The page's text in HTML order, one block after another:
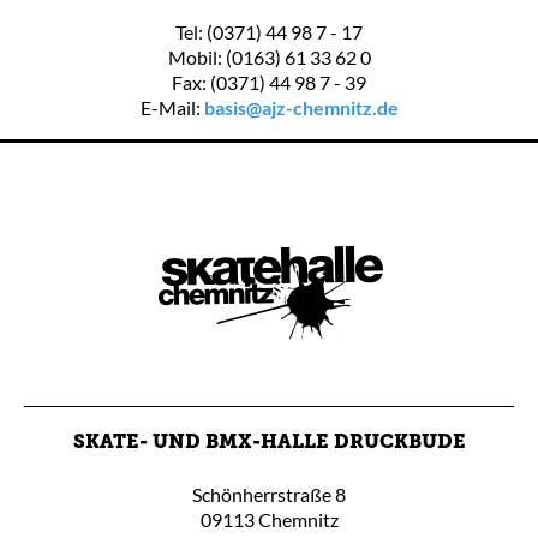
Tel: (0371) 44 98 7 - 17
Mobil: (0163) 61 33 62 0
Fax: (0371) 44 98 7 - 39
E-Mail: basis@ajz-chemnitz.de
SKATE- UND BMX-HALLE DRUCKBUDE
Schönherrstraße 8
09113 Chemnitz